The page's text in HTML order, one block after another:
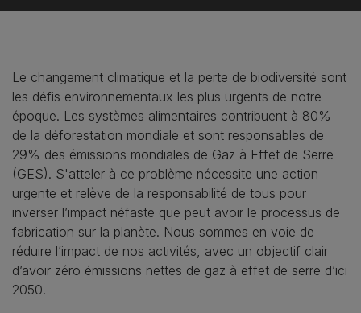
Le changement climatique et la perte de biodiversité sont
les défis environnementaux les plus urgents de notre
époque. Les systèmes alimentaires contribuent à 80%
de la déforestation mondiale et sont responsables de
29% des émissions mondiales de Gaz à Effet de Serre
(GES). S'atteler à ce problème nécessite une action
urgente et relève de la responsabilité de tous pour
inverser l’impact néfaste que peut avoir le processus de
fabrication sur la planète. Nous sommes en voie de
réduire l’impact de nos activités, avec un objectif clair
d’avoir zéro émissions nettes de gaz à effet de serre d’ici
2050.